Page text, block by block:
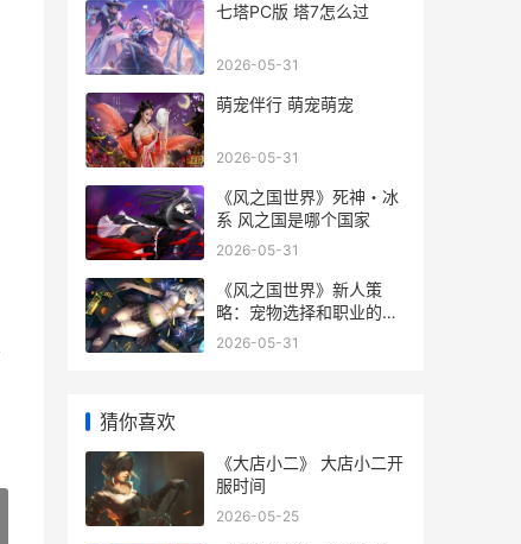
七塔PC版 塔7怎么过
2026-05-31
萌宠伴行 萌宠萌宠
2026-05-31
《风之国世界》死神・冰
系 风之国是哪个国家
2026-05-31
《风之国世界》新人策
略：宠物选择和职业的关
联 游戏风之国
2026-05-31
猜你喜欢
《大店小二》 大店小二开
服时间
2026-05-25